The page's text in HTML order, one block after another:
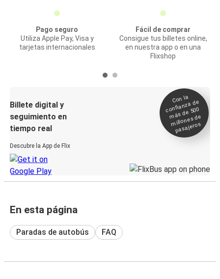
Pago seguro
Utiliza Apple Pay, Visa y
tarjetas internacionales
Fácil de comprar
Consigue tus billetes online,
en nuestra app o en una
Flixshop
Billete digital y
seguimiento en
tiempo real
Descubre la App de Flix
Con la
confianza de
más de 500
millones de
pasajeros
En esta página
Paradas de autobús FAQ